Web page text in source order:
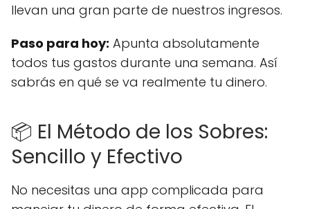
llevan una gran parte de nuestros ingresos.
Paso para hoy: Apunta absolutamente
todos tus gastos durante una semana. Así
sabrás en qué se va realmente tu dinero.
📦 El Método de los Sobres:
Sencillo y Efectivo
No necesitas una app complicada para